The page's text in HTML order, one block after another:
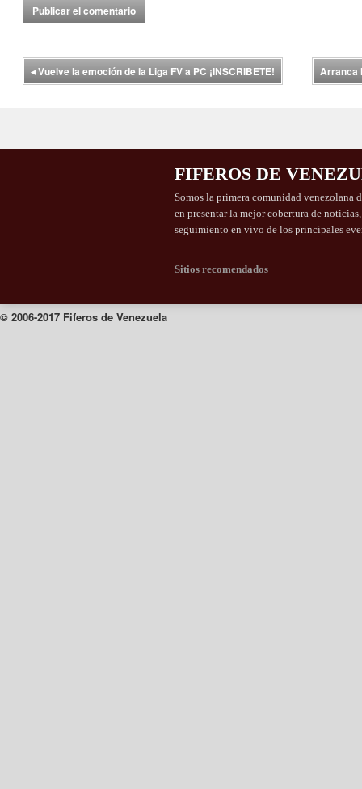
◂Vuelve la emoción de la Liga FV a PC ¡INSCRIBETE! Arranca
FIFEROS DE
Somos la primera comunidad venezolana
en presentar la mejor cobertura de
seguimiento en vivo de los principales
Sitios recomendados
© 2006-2017 Fiferos de Venezuela